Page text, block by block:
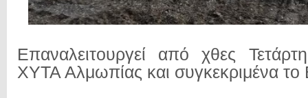
Επαναλειτουργεί από χθες
ΧΥΤΑ Αλμωπίας και συγκεκριμένα το